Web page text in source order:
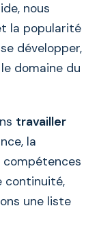
nous
la popularité
développer,
domaine du
travailler
la
compétences
continuité,
une liste